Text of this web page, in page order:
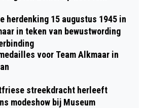
herdenking 15 augustus 1945 in
in teken van bewustwording
voor Team Alkmaar in
streekdracht herleeft
modeshow bij Museum